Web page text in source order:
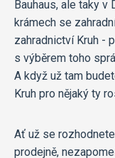
Bauhaus, ale taky
krámech se
zahradnictví Kruh -
s výběrem toho
A když už tam
Kruh pro nějaký ty
Ať už se
prodejně,